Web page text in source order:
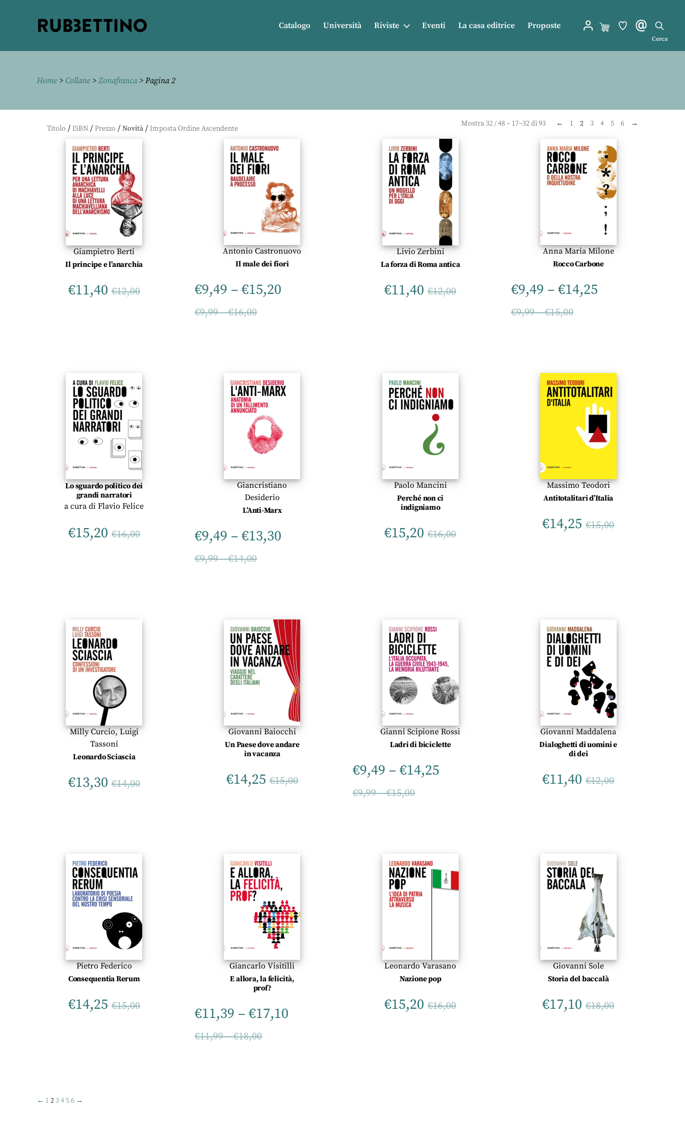
Catalogo Università Riviste Eventi La casa editrice Proposte
Cerca
Home > Collane > Zonafranca> Pagina 2
Titolo / ISBN / Prezzo / Novità / Mostra32/48– 17–32 di 93 ← 1 2 3 4 5 6 →
Giampietro Berti
Il principe e l’anarchia
€11,40 €12,00
Antonio Castronuovo
Il male dei fiori
€9,49 –€15,20
€9,99–€16,00
Livio Zerbini
La forza di Roma antica
€11,40 €12,00
Anna Maria Milone
Rocco Carbone
€9,49 – €14,25
€9,99–€15,00
Lo sguardo politico dei
grandi narratori
a cura diFlavio Felice
€15,20 €16,00
Giancristiano
Desiderio
L’Anti-Marx
€9,49 –€13,30
€9,99–€14,00
Paolo Mancini
Perché non ci
indigniamo
€15,20 €16,00
Massimo Teodori
Antitotalitari d’Italia
€14,25 €15,00
Milly Curcio,Luigi
Tassoni
Leonardo Sciascia
€13,30 €14,00
Giovanni Baiocchi
Un Paese dove andare
in vacanza
€14,25 €15,00
Gianni Scipione Rossi
Ladri di biciclette
€9,49 –€14,25
€9,99–€15,00
Giovanni Maddalena
Dialoghetti di uomini e
di dei
€11,40 €12,00
Pietro Federico
Consequentia Rerum
€14,25 €15,00
Giancarlo Visitilli
E allora, la felicità,
prof?
€11,39 –€17,10
€11,99–€18,00
Leonardo Varasano
Nazione pop
€15,20 €16,00
Giovanni Sole
Storia del baccalà
€17,10 €18,00
← 1 23 456 →